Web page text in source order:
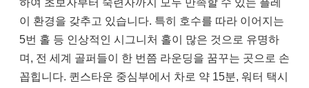
하여 초보자부터 숙련자까지 모두 만족할 수 있는 플레
이 환경을 갖추고 있습니다. 특히 호수를 따라 이어지는
5번 홀 등 인상적인 시그니처 홀이 많은 것으로 유명하
며, 전 세계 골퍼들이 한 번쯤 라운딩을 꿈꾸는 곳으로 손
꼽힙니다. 퀸스타운 중심부에서 차로 약 15분, 워터 택시